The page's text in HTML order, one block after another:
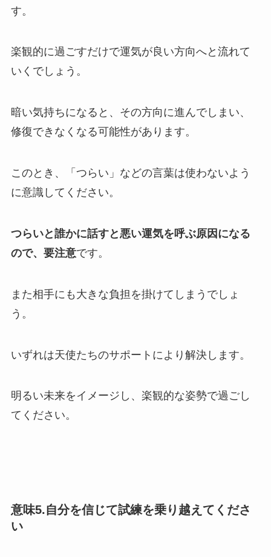
す。
楽観的に過ごすだけで運気が良い方向へと流れて
いくでしょう。
暗い気持ちになると、その方向に進んでしまい、
修復できなくなる可能性があります。
このとき、「つらい」などの言葉は使わないよう
に意識してください。
つらいと誰かに話すと悪い運気を呼ぶ原因になる
ので、要注意です。
また相手にも大きな負担を掛けてしまうでしょ
う。
いずれは天使たちのサポートにより解決します。
明るい未来をイメージし、楽観的な姿勢で過ごし
てください。
意味5.自分を信じて試練を乗り越えてくださ
い